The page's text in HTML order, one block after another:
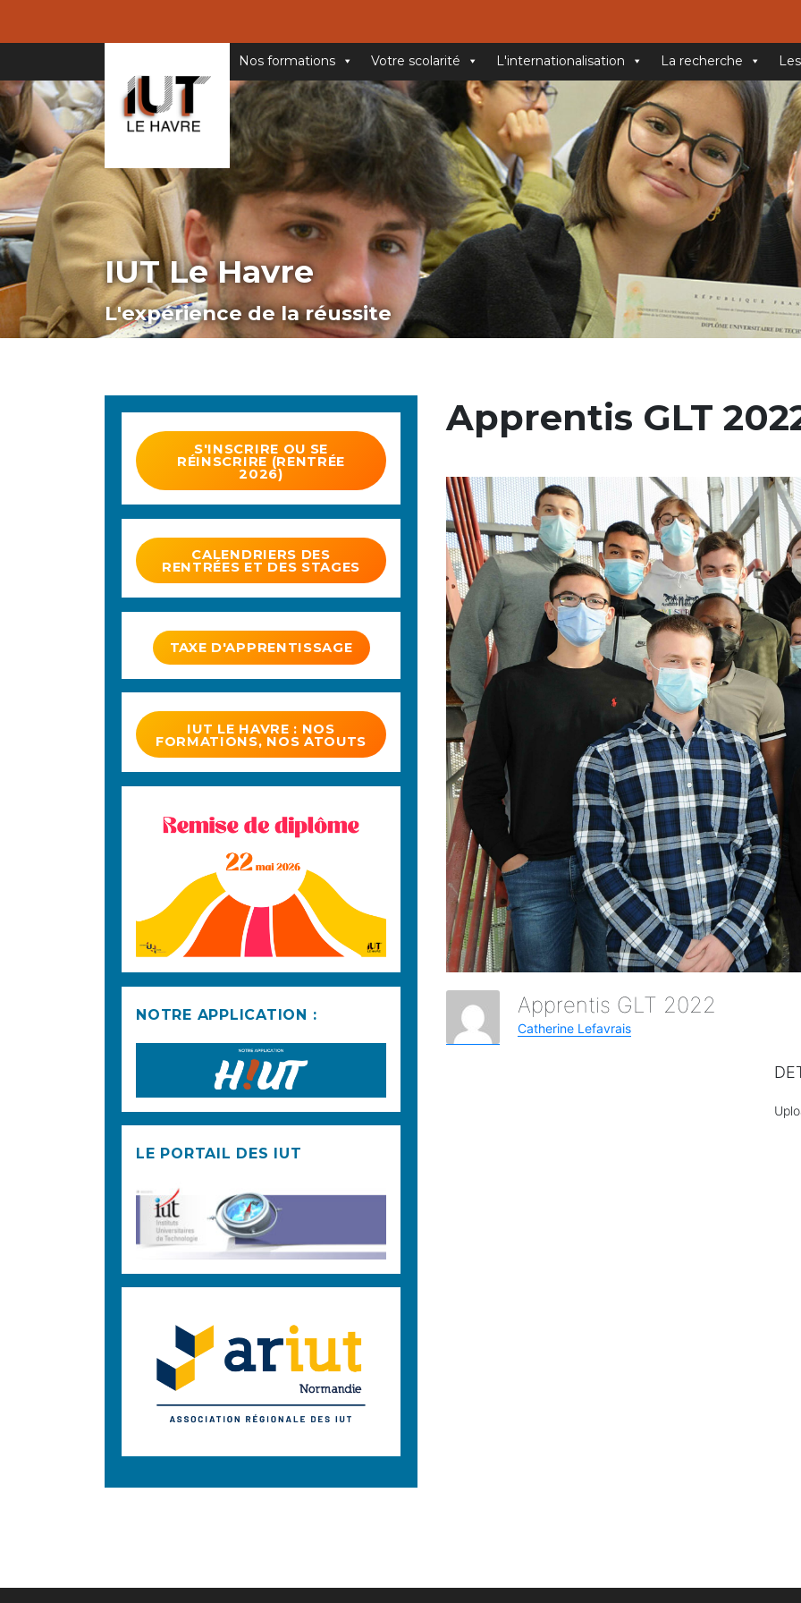
Nos formations Votre scolarité L'internationalisation La recherche
IUT Le Havre
L'expérience de la réussite
S'INSCRIRE OU SE
RÉINSCRIRE (RENTRÉE
2026)
CALENDRIERS DES
RENTRÉES ET DES STAGES
TAXE D'APPRENTISSAGE
IUT LE HAVRE : NOS
FORMATIONS, NOS ATOUTS
NOTRE APPLICATION :
LE PORTAIL DES IUT
Apprentis GLT
Apprentis GLT 2022
Catherine Lefavrais